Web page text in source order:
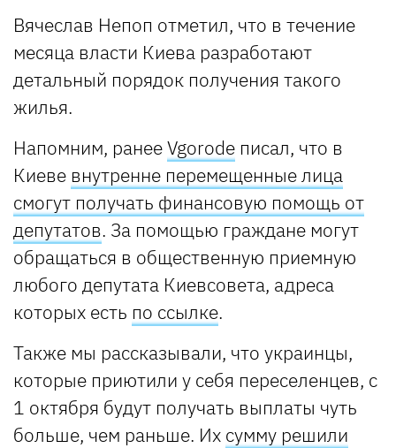
Вячеслав Непоп отметил, что в течение
месяца власти Киева разработают
детальный порядок получения такого
жилья.
Напомним, ранееVgorode писал, что в
Киеве внутренне перемещенные лица
смогут получать финансовую помощь от
депутатов. За помощью граждане могут
обращаться в общественную приемную
любого депутата Киевсовета, адреса
которых есть по ссылке.
Также мы рассказывали, что украинцы,
которые приютили у себя переселенцев, с
1 октября будут получать выплаты чуть
больше, чем раньше. Их сумму решили